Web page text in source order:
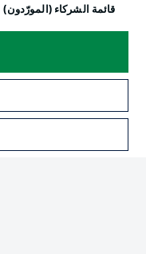
إدارة التفضيلات
قائمة الشركاء (المورّدون)